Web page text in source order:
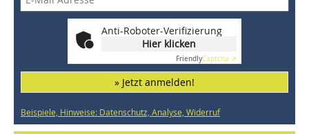
Anti-Roboter-Verifizierung
Hier klicken
FriendlyCaptcha ⇗
» Jetzt anmelden!
Beispiele, Hinweise: Datenschutz, Analyse, Widerruf